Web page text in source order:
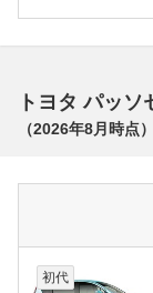
トヨタ パッ
（2026年8月 時点）
初代